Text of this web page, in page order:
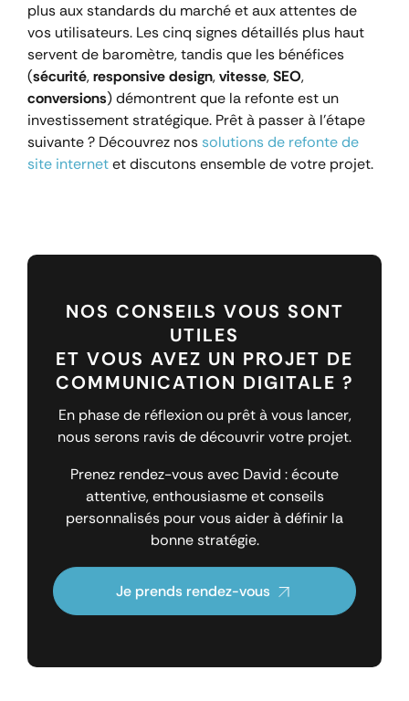
plus aux standards du marché et aux attentes de
vos utilisateurs. Les cinq signes détaillés plus haut
servent de baromètre, tandis que les bénéfices
(sécurité,responsive design,vitesse,SEO,
conversions) démontrent que la refonte est un
investissement stratégique. Prêt à passer à l’étape
suivante ? Découvrez nossolutions de refonte de
site internetet discutons ensemble de votre projet.
NOS CONSEILS VOUS SONT
UTILES
ET VOUS AVEZ UN PROJET DE
COMMUNICATION DIGITALE ?
En phase de réflexion ou prêt à vous lancer,
nous serons ravis de découvrir votre projet.
Prenez rendez-vous avec David : écoute
attentive, enthousiasme et conseils
personnalisés pour vous aider à définir la
bonne stratégie.
Je prends rendez-vous